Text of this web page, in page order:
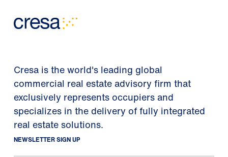
Cresa is the world's leading global
commercial real estate advisory firm that
exclusively represents occupiers and
specializes in the delivery of fully integrated
real estate solutions.
NEWSLETTER SIGN UP